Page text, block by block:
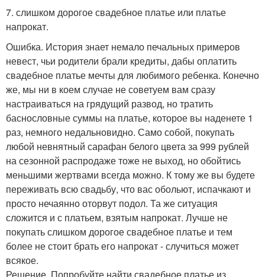
7. слишком дорогое свадебное платье или платье
напрокат.
Ошибка. История знает немало печальных примеров
невест, чьи родители брали кредиты, дабы оплатить
свадебное платье мечты для любимого ребенка. Конечно
же, мы ни в коем случае не советуем вам сразу
настраиваться на грядущий развод, но тратить
баснословные суммы на платье, которое вы наденете 1
раз, немного недальновидно. Само собой, покупать
любой невнятный сарафан белого цвета за 999 рублей
на сезонной распродаже тоже не выход, но обойтись
меньшими жертвами всегда можно. К тому же вы будете
переживать всю свадьбу, что вас обольют, испачкают и
просто нечаянно оторвут подол. Та же ситуация
сложится и с платьем, взятым напрокат. Лучше не
покупать слишком дорогое свадебное платье и тем
более не стоит брать его напрокат - случиться может
всякое.